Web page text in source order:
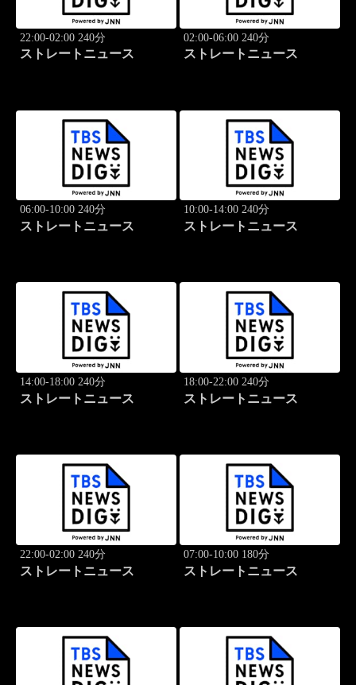
22:00-02:00 240分
ストレートニュース
02:00-06:00 240分
ストレートニュース
06:00-10:00 240分
ストレートニュース
10:00-14:00 240分
ストレートニュース
14:00-18:00 240分
ストレートニュース
18:00-22:00 240分
ストレートニュース
22:00-02:00 240分
ストレートニュース
07:00-10:00 180分
ストレートニュース